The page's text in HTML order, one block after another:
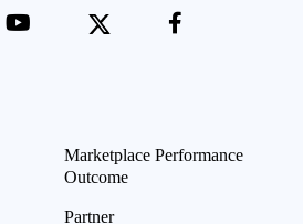
Marketplace Performance
Outcome
Partner